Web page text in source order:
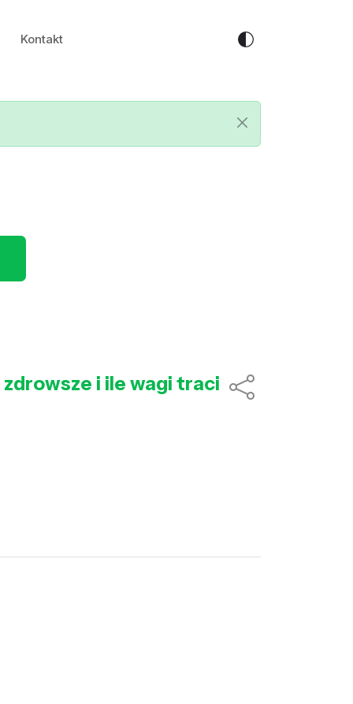
Kontakt
i ile wagi traci